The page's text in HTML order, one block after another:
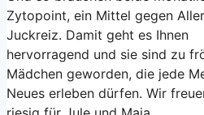
Zytopoint, ein Mittel gegen
Juckreiz. Damit geht es Ihnen
hervorragend und sie sind zu
Mädchen geworden, die jede
Neues erleben dürfen. Wir